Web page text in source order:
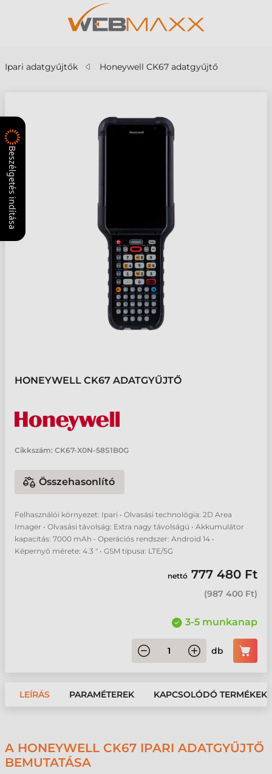
Ipari adatgyűjtők Honeywell CK67 adatgyűjtő
HONEYWELL CK67 ADATGYŰJTŐ
Cikkszám: CK67-X0N-58S1B0G
Összehasonlító
Felhasználói környezet: Ipari • Olvasási technológia: 2D Area
Imager • Olvasási távolság: Extra nagy távolságú • Akkumulátor
kapacitás: 7000 mAh • Operációs rendszer: Android 14 •
Képernyő mérete: 4.3 " • GSM típusa: LTE/5G
nettó 777 480 Ft
(987 400 Ft)
3-5 munkanap
db
LEÍRÁS PARAMÉTEREK KAPCSOLÓDÓ TERMÉKEK
A HONEYWELL CK67 IPARI ADATGYŰJTŐ
BEMUTATÁSA
Beszélgetés indítása